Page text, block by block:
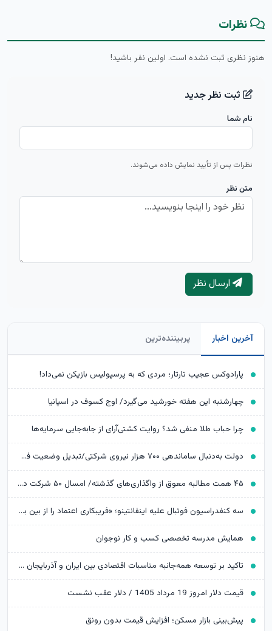
نظرات
هنوز نظری ثبت نشده است. اولین نفر باشید!
ثبت نظر جدید
نام شما
نظرات پس از تأیید نمایش داده می‌شوند.
متن نظر
ارسال نظر
آخرین اخبار پربیننده‌ترین
پارادوکس عجیب تارتار؛‌ مردی که به پرسپولیس بازیکن نمی‌داد!
چهارشنبه این هفته خورشید می‌گیرد/ اوج کسوف در اسپانیا
چرا حباب طلا منفی شد؟ روایت کشتی‌آرای از جابه‌جایی سرمایه‌ها
دولت به‌دنبال ساماندهی ۷۰۰ هزار نیروی شرکتی/تبدیل وضعیت فعلاً ممکن نیست
۴۵ همت مطالبه معوق از واگذاری‌های گذشته/ امسال ۵۰ شرکت دولتی عرضه می‌شود
سه کنفدراسیون فوتبال علیه اینفانتینو؛ «فریبکاری اعتماد را از بین برده است»
همایش مدرسه تخصصی کسب و کار نوجوان
تاکید بر توسعه همه‌جانبه مناسبات اقتصادی بین ایران و آذربایجان | برگزاری پاویون اختصاصی ایران در نمایشگاه ساختمان و بازسازی قره‌باغ
قیمت دلار امروز 19 مرداد 1405 / دلار عقب نشست
پیش‌بینی بازار مسکن؛ افزایش قیمت بدون رونق